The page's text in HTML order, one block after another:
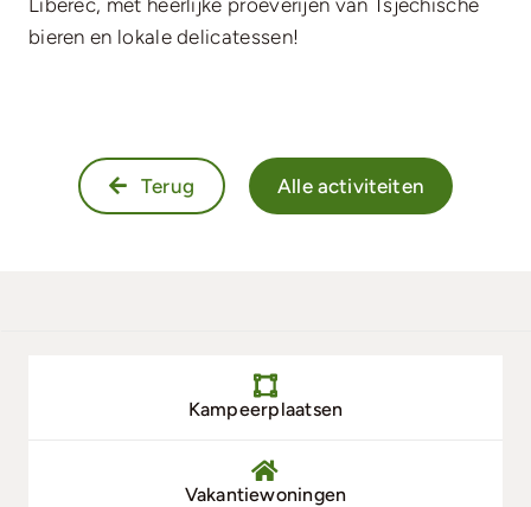
bieren en lokale delicatessen!
Terug Alle activiteiten
Kampeerplaatsen
Vakantiewoningen